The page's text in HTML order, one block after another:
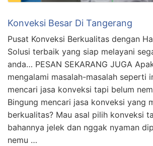
Konveksi Besar Di Tangerang
Pusat Konveksi Berkualitas dengan
Solusi terbaik yang siap melayani
anda… PESAN SEKARANG JUGA
mengalami masalah-masalah seperti
mencari jasa konveksi tapi belum
Bingung mencari jasa konveksi yang
berkualitas? Mau asal pilih konveksi
bahannya jelek dan nggak nyaman
nemu …